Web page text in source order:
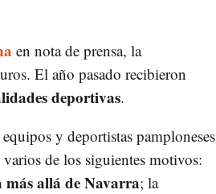
en nota de prensa, la
El año pasado recibieron
deportivas.
y deportistas pamploneses
de los siguientes motivos:
allá de Navarra; la